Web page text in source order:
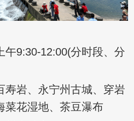
9:30-12:00(分时段、分
岩、永宁州古城、穿岩
菜花湿地、茶豆瀑布